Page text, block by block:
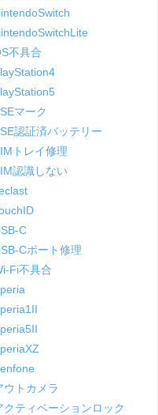
不具合
マーク
認証済バッテリー
トレイ修理
認識しない
C
Cポート修理
Fi不具合
ウトカメラ
クティベーションロック